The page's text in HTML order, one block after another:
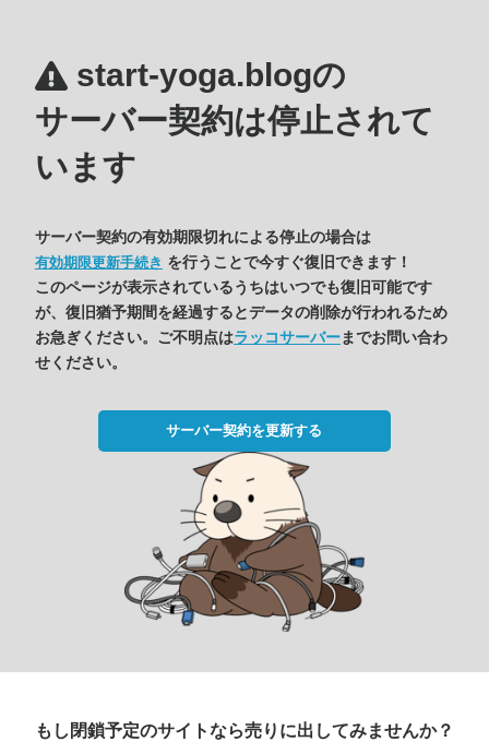
start-yoga.blogの
サーバー契約は停止されて
います
サーバー契約の有効期限切れによる停止の場合は
有効期限更新手続き を行うことで今すぐ復旧できます！
このページが表示されているうちはいつでも復旧可能です
が、復旧猶予期間を経過するとデータの削除が行われるため
お急ぎください。ご不明点はラッコサーバーまでお問い合わ
せください。
サーバー契約を更新する
もし閉鎖予定のサイトなら売りに出してみませんか？